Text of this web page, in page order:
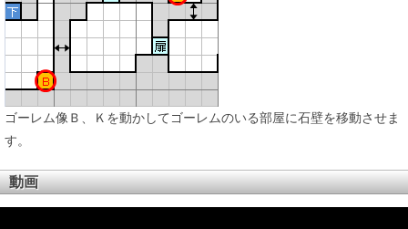
ゴーレム像Ｂ、Ｋを動かしてゴーレムのいる部屋に石壁を移動させま
す。
動画